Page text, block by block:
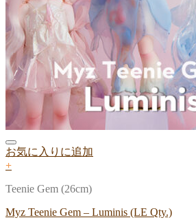
お気に入りに追加
+
Teenie Gem (26cm)
Myz Teenie Gem – Luminis (LE Qty.)